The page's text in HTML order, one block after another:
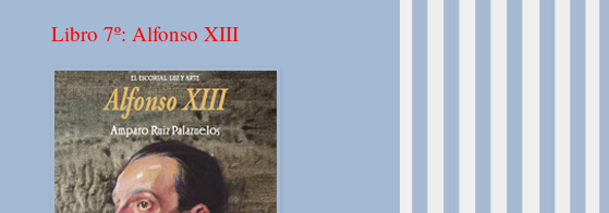
Libro 7º: Alfonso XIII